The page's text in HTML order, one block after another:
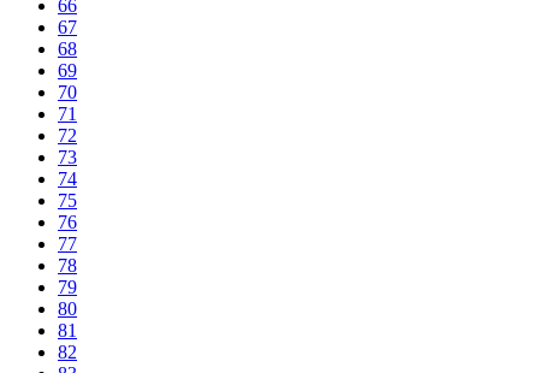
66
67
68
69
70
71
72
73
74
75
76
77
78
79
80
81
82